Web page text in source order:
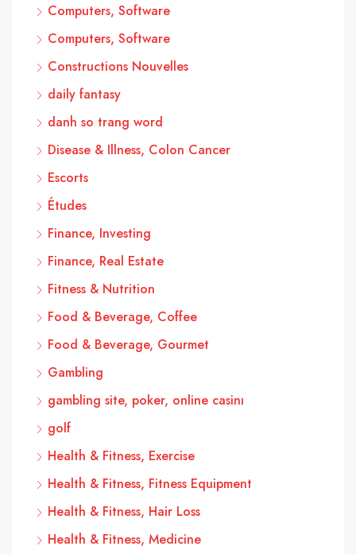
Computers, Software
Computers, Software
Constructions Nouvelles
daily fantasy
danh so trang word
Disease & Illness, Colon Cancer
Escorts
Études
Finance, Investing
Finance, Real Estate
Fitness & Nutrition
Food & Beverage, Coffee
Food & Beverage, Gourmet
Gambling
gambling site, poker, online casinı
golf
Health & Fitness, Exercise
Health & Fitness, Fitness Equipment
Health & Fitness, Hair Loss
Health & Fitness, Medicine